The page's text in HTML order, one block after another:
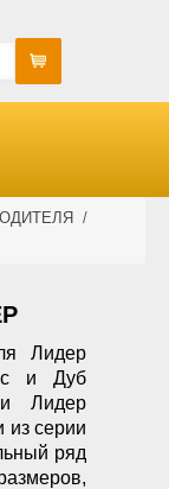
/
Лидер
и Дуб
Лидер
из серии
ряд